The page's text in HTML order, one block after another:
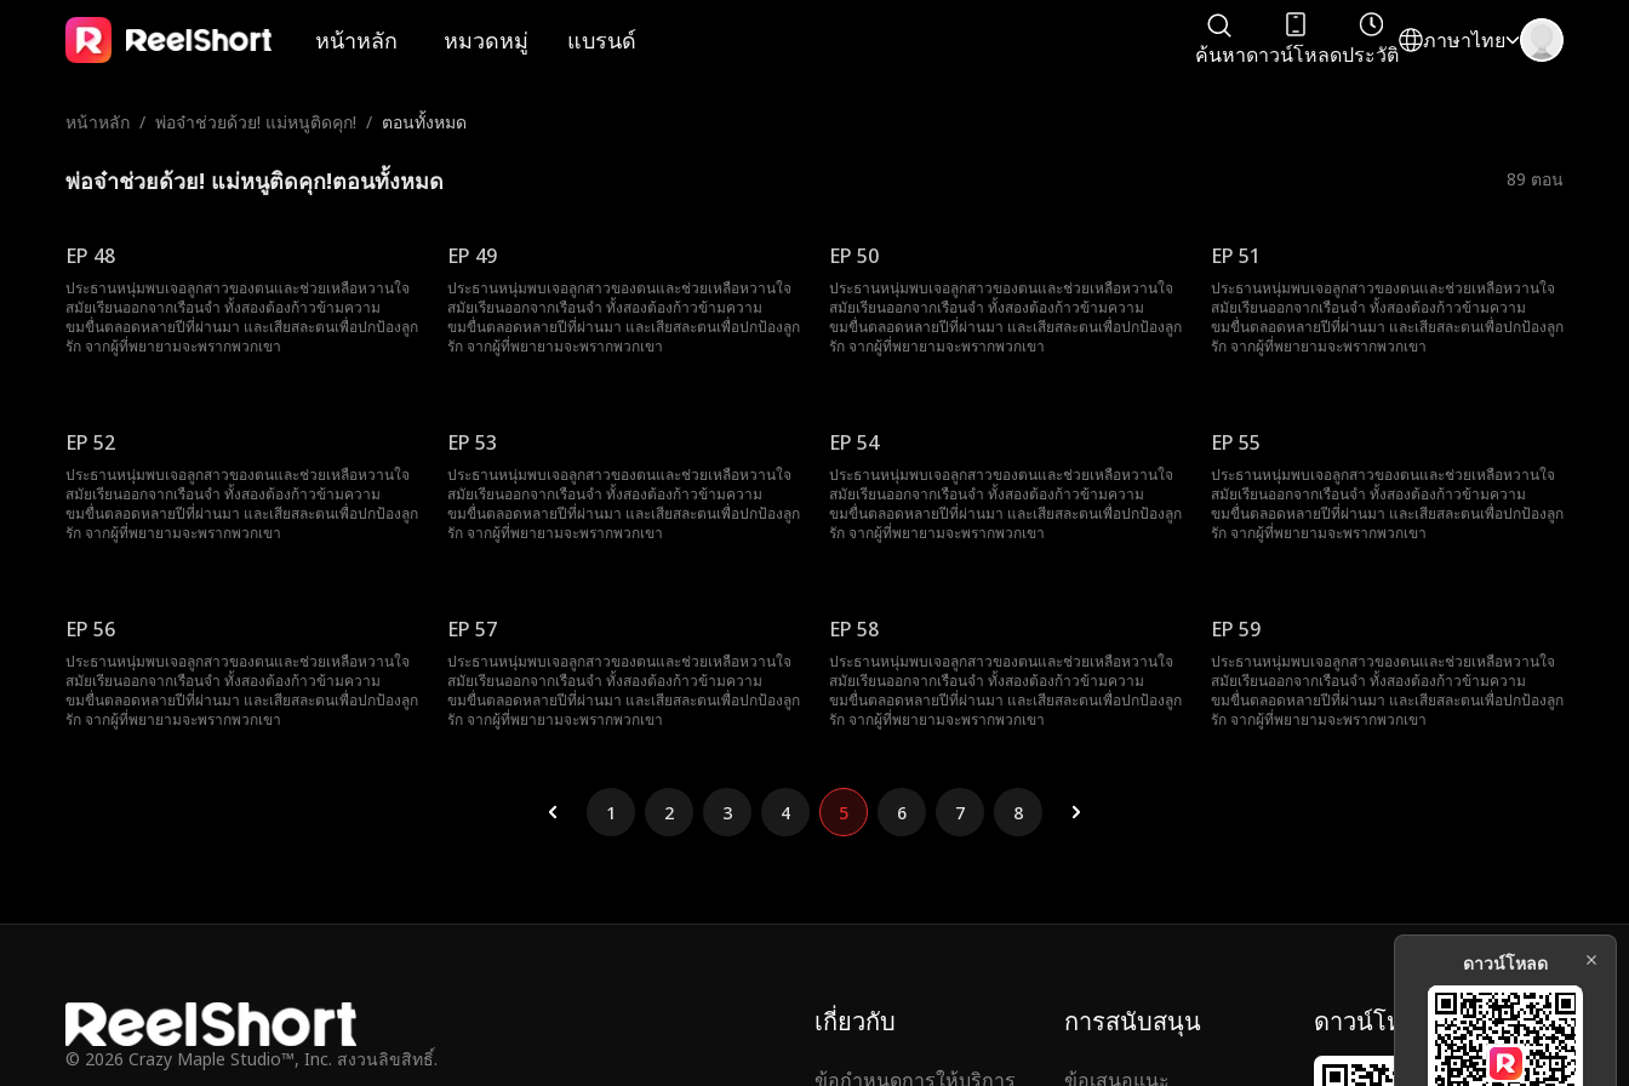
หน้าหลัก หมวดหมู่ แบรนด์
ค้นหาดาวน์โหลดประวัติ
ภาษาไทย
หน้าหลัก / พ่อจ๋าช่วยด้วย! แม่หนูติดคุก! / ตอนทั้งหมด
พ่อจ๋าช่วยด้วย! แม่หนูติดคุก!ตอนทั้งหมด 89 ตอน
EP 48
ประธานหนุ่มพบเจอลูกสาวของตนและช่วยเหลือหวานใจ
สมัยเรียนออกจากเรือนจำ ทั้งสองต้องก้าวข้ามความ
ขมขื่นตลอดหลายปีที่ผ่านมา และเสียสละตนเพื่อปกป้องลูก
รัก จากผู้ที่พยายามจะพรากพวกเขา
EP 49
ประธานหนุ่มพบเจอลูกสาวของตนและช่วยเหลือหวานใจ
สมัยเรียนออกจากเรือนจำ ทั้งสองต้องก้าวข้ามความ
ขมขื่นตลอดหลายปีที่ผ่านมา และเสียสละตนเพื่อปกป้องลูก
รัก จากผู้ที่พยายามจะพรากพวกเขา
EP 50
ประธานหนุ่มพบเจอลูกสาวของตนและช่วยเหลือหวานใจ
สมัยเรียนออกจากเรือนจำ ทั้งสองต้องก้าวข้ามความ
ขมขื่นตลอดหลายปีที่ผ่านมา และเสียสละตนเพื่อปกป้องลูก
รัก จากผู้ที่พยายามจะพรากพวกเขา
EP 51
ประธานหนุ่มพบเจอลูกสาวของตนและช่วยเหลือหวานใจ
สมัยเรียนออกจากเรือนจำ ทั้งสองต้องก้าวข้ามความ
ขมขื่นตลอดหลายปีที่ผ่านมา และเสียสละตนเพื่อปกป้องลูก
รัก จากผู้ที่พยายามจะพรากพวกเขา
EP 52
ประธานหนุ่มพบเจอลูกสาวของตนและช่วยเหลือหวานใจ
สมัยเรียนออกจากเรือนจำ ทั้งสองต้องก้าวข้ามความ
ขมขื่นตลอดหลายปีที่ผ่านมา และเสียสละตนเพื่อปกป้องลูก
รัก จากผู้ที่พยายามจะพรากพวกเขา
EP 53
ประธานหนุ่มพบเจอลูกสาวของตนและช่วยเหลือหวานใจ
สมัยเรียนออกจากเรือนจำ ทั้งสองต้องก้าวข้ามความ
ขมขื่นตลอดหลายปีที่ผ่านมา และเสียสละตนเพื่อปกป้องลูก
รัก จากผู้ที่พยายามจะพรากพวกเขา
EP 54
ประธานหนุ่มพบเจอลูกสาวของตนและช่วยเหลือหวานใจ
สมัยเรียนออกจากเรือนจำ ทั้งสองต้องก้าวข้ามความ
ขมขื่นตลอดหลายปีที่ผ่านมา และเสียสละตนเพื่อปกป้องลูก
รัก จากผู้ที่พยายามจะพรากพวกเขา
EP 55
ประธานหนุ่มพบเจอลูกสาวของตนและช่วยเหลือหวานใจ
สมัยเรียนออกจากเรือนจำ ทั้งสองต้องก้าวข้ามความ
ขมขื่นตลอดหลายปีที่ผ่านมา และเสียสละตนเพื่อปกป้องลูก
รัก จากผู้ที่พยายามจะพรากพวกเขา
EP 56
ประธานหนุ่มพบเจอลูกสาวของตนและช่วยเหลือหวานใจ
สมัยเรียนออกจากเรือนจำ ทั้งสองต้องก้าวข้ามความ
ขมขื่นตลอดหลายปีที่ผ่านมา และเสียสละตนเพื่อปกป้องลูก
รัก จากผู้ที่พยายามจะพรากพวกเขา
EP 57
ประธานหนุ่มพบเจอลูกสาวของตนและช่วยเหลือหวานใจ
สมัยเรียนออกจากเรือนจำ ทั้งสองต้องก้าวข้ามความ
ขมขื่นตลอดหลายปีที่ผ่านมา และเสียสละตนเพื่อปกป้องลูก
รัก จากผู้ที่พยายามจะพรากพวกเขา
EP 58
ประธานหนุ่มพบเจอลูกสาวของตนและช่วยเหลือหวานใจ
สมัยเรียนออกจากเรือนจำ ทั้งสองต้องก้าวข้ามความ
ขมขื่นตลอดหลายปีที่ผ่านมา และเสียสละตนเพื่อปกป้องลูก
รัก จากผู้ที่พยายามจะพรากพวกเขา
EP 59
ประธานหนุ่มพบเจอลูกสาวของตนและช่วยเหลือหวานใจ
สมัยเรียนออกจากเรือนจำ ทั้งสองต้องก้าวข้ามความ
ขมขื่นตลอดหลายปีที่ผ่านมา และเสียสละตนเพื่อปกป้องลูก
รัก จากผู้ที่พยายามจะพรากพวกเขา
1 2 3 4 5 6 7 8
© 2026 Crazy Maple Studio™, Inc. สงวนลิขสิทธิ์.
เกี่ยวกับ
ข้อกำหนดการให้บริการ
การสนับสนุน
ข้อเสนอแนะ
ดาวน์โหลด
ดาวน์โหลด